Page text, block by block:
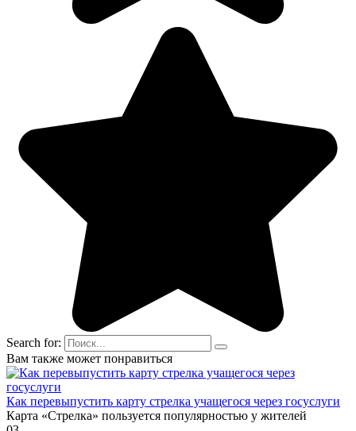
Search for:
Вам также может понравиться
Как перевыпустить карту стрелка учащегося через госуслуги
Карта «Стрелка» пользуется популярностью у жителей